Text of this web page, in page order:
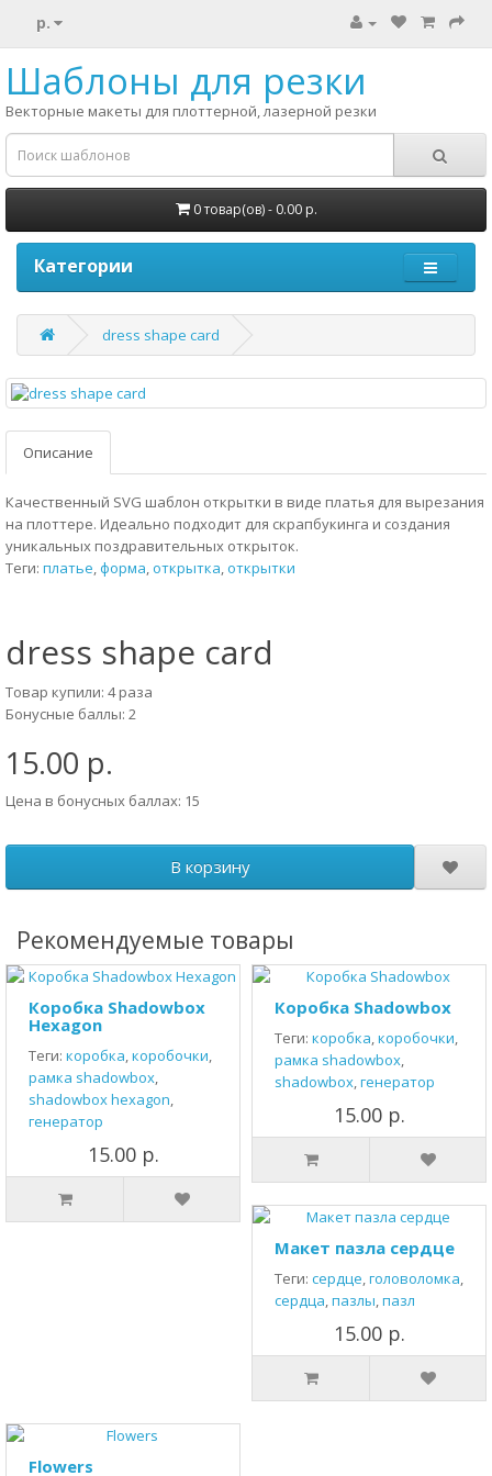
р.
Шаблоны для резки
Векторные макеты для плоттерной, лазерной резки
0 товар(ов) - 0.00 р.
Категории
dress shape card
Описание
Качественный SVG шаблон открытки в виде платья для вырезания
на плоттере. Идеально подходит для скрапбукинга и создания
уникальных поздравительных открыток.
Теги: платье,форма,открытка,открытки
dress shape card
Товар купили: 4 раза
Бонусные баллы: 2
15.00 р.
Цена в бонусных баллах: 15
В корзину
Рекомендуемые товары
Коробка Shadowbox
Hexagon
Теги: коробка,коробочки,
рамка shadowbox,
shadowbox hexagon,
генератор
15.00 р.
Коробка Shadowbox
Теги: коробка,коробочки,
рамка shadowbox,
shadowbox,генератор
15.00 р.
Макет пазла сердце
Теги: сердце,головоломка,
сердца,пазлы,пазл
15.00 р.
Flowers